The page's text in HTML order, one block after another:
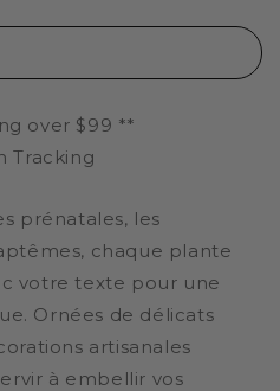
over $99 **
Tracking
prénatales, les
chaque plante
votre texte pour une
Ornées de délicats
artisanales
à embellir vos